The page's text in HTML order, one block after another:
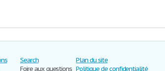
Search
Foire aux questions
Plan du site
Politique de confidentialité